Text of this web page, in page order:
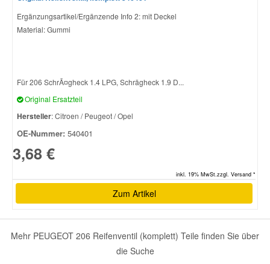
Ergänzungsartikel/Ergänzende Info 2: mit Deckel
Material: Gummi
Für 206 SchrÃ¤gheck 1.4 LPG, Schrägheck 1.9 D...
Original Ersatzteil
Hersteller: Citroen / Peugeot / Opel
OE-Nummer: 540401
3,68 €
inkl. 19% MwSt.zzgl. Versand *
Zum Artikel
Mehr PEUGEOT 206 Reifenventil (komplett) Teile finden Sie über
die Suche
Seat Ersatzteile